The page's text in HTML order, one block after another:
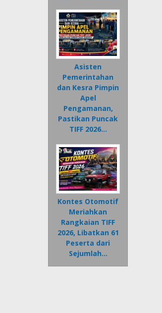
Asisten
Pemerintahan
dan Kesra Pimpin
Apel
Pengamanan,
Pastikan Puncak
TIFF 2026…
Kontes Otomotif
Meriahkan
Rangkaian TIFF
2026, Libatkan 61
Peserta dari
Sejumlah…